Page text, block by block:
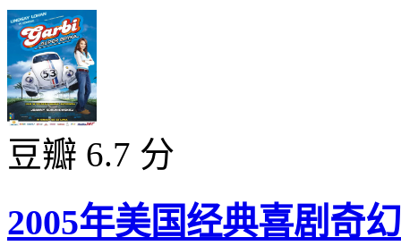
豆瓣 6.7 分
2005年美国经典喜剧奇